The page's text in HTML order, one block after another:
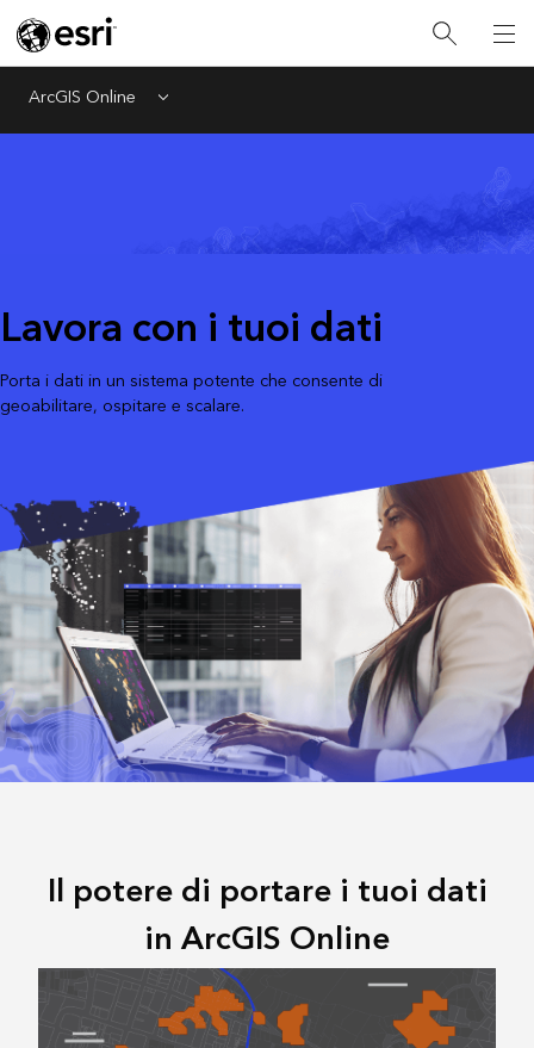
ArcGIS Online Menu
Lavora con i tuoi dati
Porta i dati in un sistema potente che consente di
geoabilitare, ospitare e scalare.
Il potere di portare i tuoi dati
in ArcGIS Online